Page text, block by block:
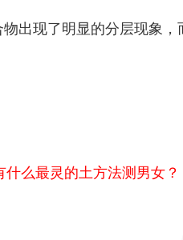
出现了明显的分层现象
么最灵的土方法测男女？